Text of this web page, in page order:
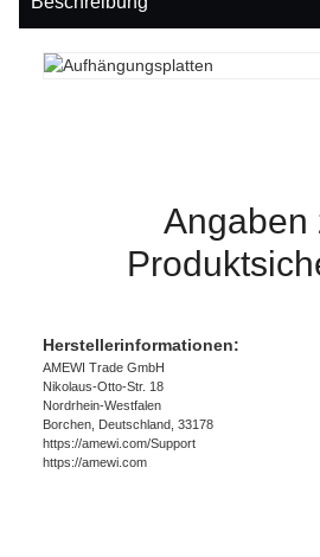
Angaben
Herstellerinformationen:
AMEWI Trade GmbH
Nikolaus-Otto-Str. 18
Nordrhein-Westfalen
Borchen, Deutschland, 33178
https://amewi.com/Support
https://amewi.com